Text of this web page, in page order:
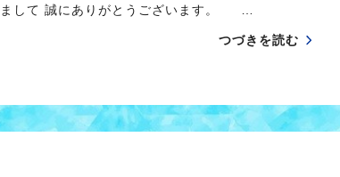
して 誠にありがとうございます。 …
つづきを読む